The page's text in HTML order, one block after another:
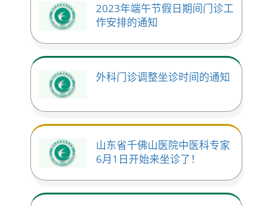
2023年端午节假日期间门诊工
作安排的通知
外科门诊调整坐诊时间的通知
山东省千佛山医院中医科专家
6月1日开始来坐诊了！